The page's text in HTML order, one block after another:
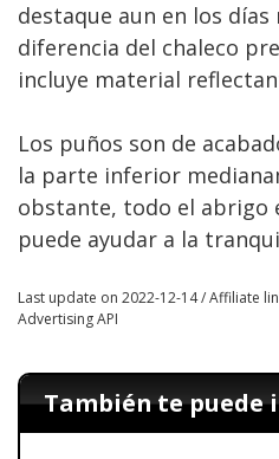
destaque aun en los días
diferencia del chaleco
incluye material
Los puños son de
la parte inferior
obstante, todo el abrigo
puede ayudar a la
Last update on 2022-12-14 / Affiliate
Advertising API
También te puede